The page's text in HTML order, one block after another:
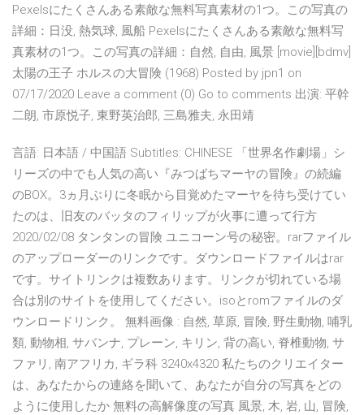
Pexelsにたくさんある素敵な無料写真素材の1つ。この写真の
詳細：日没, 熱気球, 風船 Pexelsにたくさんある素敵な無料写
真素材の1つ。この写真の詳細：自然, 自由, 風景 [movie][bdmv]
太陽の王子 ホルスの大冒険 (1968) Posted by jpn1 on
07/17/2020 Leave a comment (0) Go to comments 出演: 平幹
二朗, 市原悦子, 東野英治郎, 三島雅夫, 永田靖
言語: 日本語 / 中国語 Subtitles: CHINESE 「世界名作劇場」シ
リーズの中でも人気の高い『みつばちマーヤの冒険』の続編
のBOX。3ヵ月ぶりに冬眠から目覚めたマーヤを待ち受けてい
たのは、旧友のバッタのフィリップが火事に遭って行方
2020/02/08 タンタンの冒険 ユニコーン号の秘密。rarファイル
のアップローダーのリンクです。ダウンロードファイルはrar
です。サイトリンクは複数あります。リンクが切れている場
合は別のサイトを使用してください。isoとromファイルのダ
ウンロードリンク。 無料画像 : 自然, 草原, 冒険, 野生動物, 哺乳
類, 動物相, サバンナ, プレーン, キリン, 背の高い, 脊椎動物, サ
ファリ, 南アフリカ, ギラ科 3240x4320 私たちのクリエイター
は、あなたからの連絡を聞いて、あなたが自分の写真をどの
ように使用したか 無料の高解像度の写真 風景, 木, 岩, 山, 冒険,